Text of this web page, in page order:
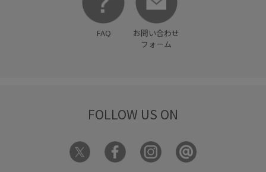
FAQ
お問い合わせ
フォーム
FOLLOW US ON